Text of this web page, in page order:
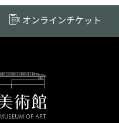
オンラインチケット